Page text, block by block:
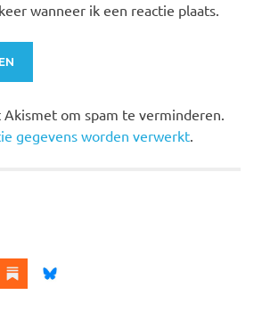
wanneer ik een reactie plaats.
om spam te verminderen.
gegevens worden verwerkt.